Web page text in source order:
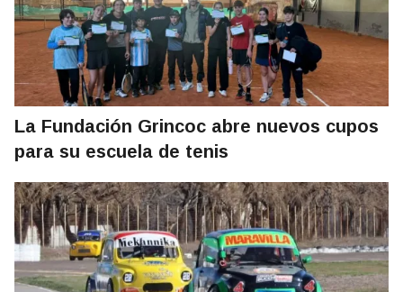
La Fundación Grincoc abre nuevos cupos
para su escuela de tenis